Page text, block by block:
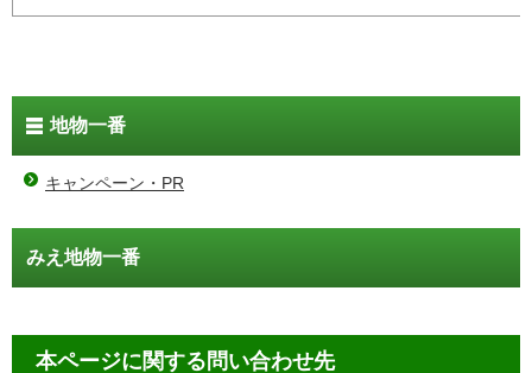
地物一番
キャンペーン・PR
みえ地物一番
本ページに関する問い合わせ先